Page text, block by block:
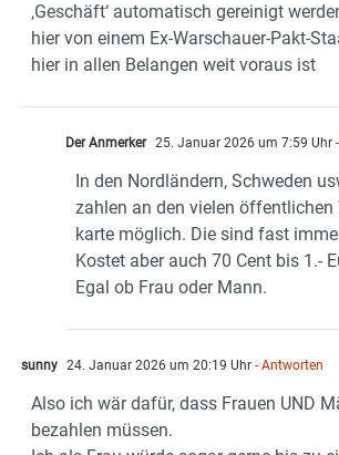
‚Geschäft‘ automatisch gereinigt
hier von einem Ex-Warschauer-Pakt-
hier in allen Belangen weit voraus ist
Der Anmerker 25. Januar 2026 um 7:59 Uhr
In den Nordländern, Schweden
zahlen an den vielen
karte möglich. Die sind fast
Kostet aber auch 70 Cent bis 1.-
Egal ob Frau oder Mann.
sunny 24. Januar 2026 um 20:19 Uhr - Antworten
Also ich wär dafür, dass Frauen UND
bezahlen müssen.